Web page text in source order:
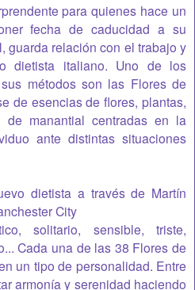
para quienes hace un
fecha de caducidad a su
guarda relación con el trabajo y
dietista italiano. Uno de los
métodos son las Flores de
de esencias de flores, plantas,
manantial centradas en la
ante distintas situaciones
dietista a través de Martín
City
solitario, sensible, triste,
Cada una de las 38 Flores de
un tipo de personalidad. Entre
armonía y serenidad haciendo